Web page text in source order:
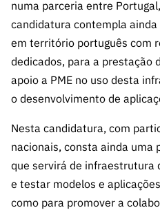
numa parceria entre
candidatura contempla
em território português com
dedicados, para a prestação
apoio a PME no uso desta
o desenvolvimento de
Nesta candidatura, com
nacionais, consta ainda uma
que servirá de infraestrutura
e testar modelos e
como para promover a